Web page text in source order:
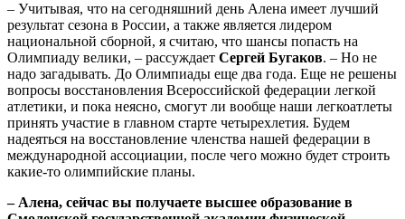
– Учитывая, что на сегодняшний день Алена имеет лучший
результат сезона в России, а также является лидером
национальной сборной, я считаю, что шансы попасть на
Олимпиаду велики, – рассуждает Сергей Бугаков. – Но не
надо загадывать. До Олимпиады еще два года. Еще не решены
вопросы восстановления Всероссийской федерации легкой
атлетики, и пока неясно, смогут ли вообще наши легкоатлеты
принять участие в главном старте четырехлетия. Будем
надеяться на восстановление членства нашей федерации в
международной ассоциации, после чего можно будет строить
какие-то олимпийские планы.
– Алена, сейчас вы получаете высшее образование в